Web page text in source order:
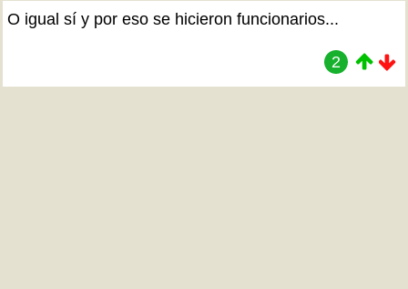
O igual sí y por eso se hicieron funcionarios...
2